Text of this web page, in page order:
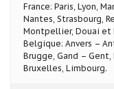
France: Paris, Lyon,
Nantes, Strasbourg,
Montpellier, Douai et
Belgique: Anvers –
Brugge, Gand – Gent,
Bruxelles, Limbourg.